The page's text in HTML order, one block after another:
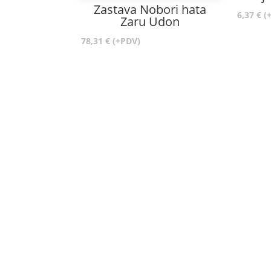
Zastava Nobori hata
Zaru Udon
78,31€ (+PDV)
6,37 €